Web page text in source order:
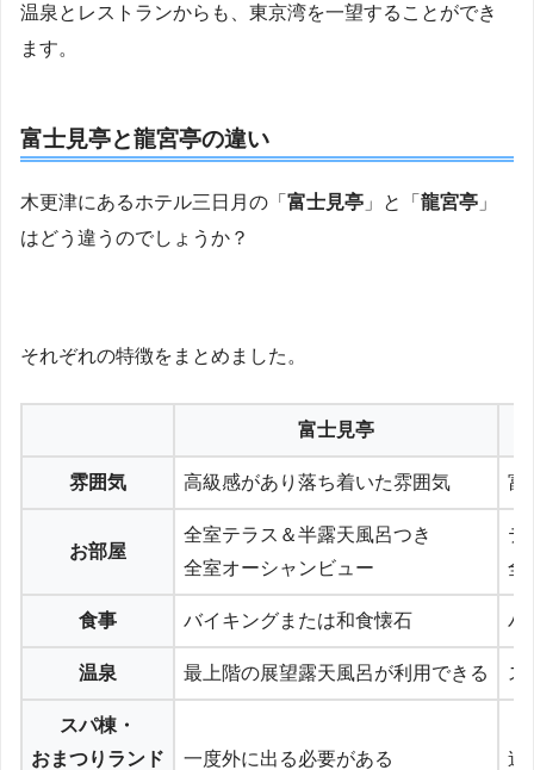
温泉とレストランからも、東京湾を一望することができ
ます。
富士見亭と龍宮亭の違い
木更津にあるホテル三日月の「 富士見亭 」と「 龍宮亭 」
はどう違うのでしょうか？
それぞれの特徴をまとめました。
富士見亭
雰囲気 高級感があり落ち着いた雰囲気 富
お部屋
全室テラス＆半露天風呂つき
全室オーシャンビュー
テ
全
食事 バイキングまたは和食懐石 バ
温泉 最上階の展望露天風呂が利用できる ス
スパ棟・
おまつりランド
一度外に出る必要がある 連